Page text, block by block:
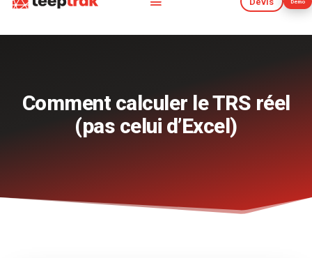
Démo
Devis Démo
Comment calculer le TRS réel
(pas celui d’Excel)